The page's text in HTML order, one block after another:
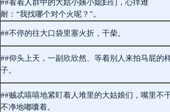
##看着人群中的大姑小姨小媳妇们，心痒难
耐：“我找哪个对个火呢？”。
##不停的往大口袋里塞火折，干柴。
##仰头上天，一副欣欣然、等着别人来拍马屁的
子。
##贼忒嘻嘻地紧盯着人堆里的大姑娘们，嘴里不
不净地嘟囔着。